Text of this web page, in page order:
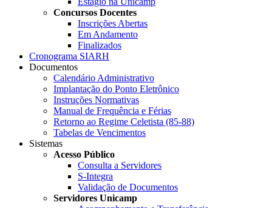
Concursos Docentes
Inscrições Abertas
Em Andamento
Finalizados
Cronograma SIARH
Documentos
Calendário Administrativo
Implantação do Ponto Eletrônico
Instruções Normativas
Manual de Frequência e Férias
Retorno ao Regime Celetista (85-88)
Tabelas de Vencimentos
Sistemas
Acesso Público
Consulta a Servidores
S-Integra
Validação de Documentos
Servidores Unicamp